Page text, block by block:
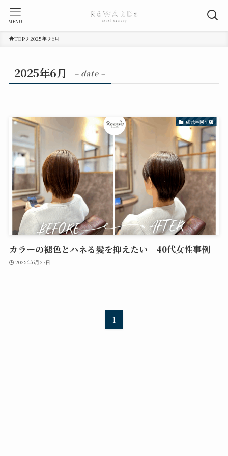
MENU
TOP 2025年 6月
2025年6月 – date –
成城学園前店
カラーの褪色とハネる髪を抑えたい｜40代女性事例
2025年6月27日
1